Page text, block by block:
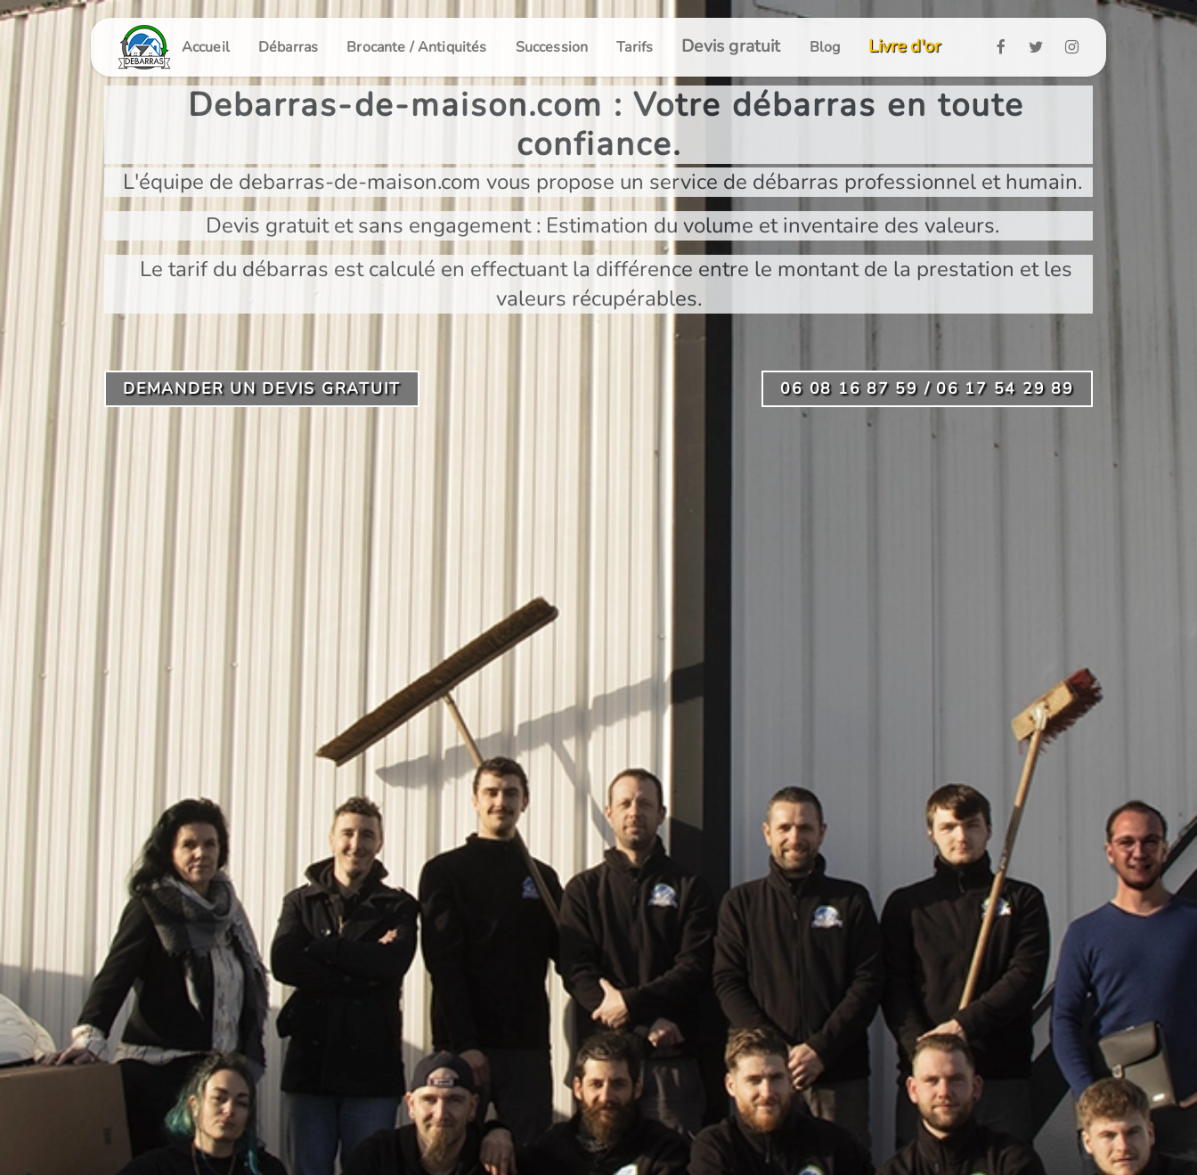
Accueil Débarras Brocante / Antiquités Succession Tarifs Devis gratuit Blog Livre d'or
Debarras-de-maison.com : Votre débarras en toute
confiance.
L'équipe de debarras-de-maison.com vous propose un service de débarras professionnel et humain.
Devis gratuit et sans engagement : Estimation du volume et inventaire des valeurs.
Le tarif du débarras est calculé en effectuant la différence entre le montant de la prestation et les
valeurs récupérables.
DEMANDER UN DEVIS GRATUIT 06 08 16 87 59 / 06 17 54 29 89
Panneau de gestion des cookies